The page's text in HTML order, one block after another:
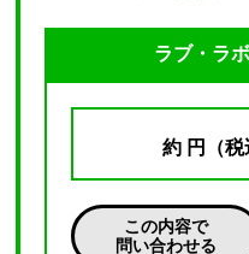
ラブ・ラ
約 円（
この内容で
問い合わせる